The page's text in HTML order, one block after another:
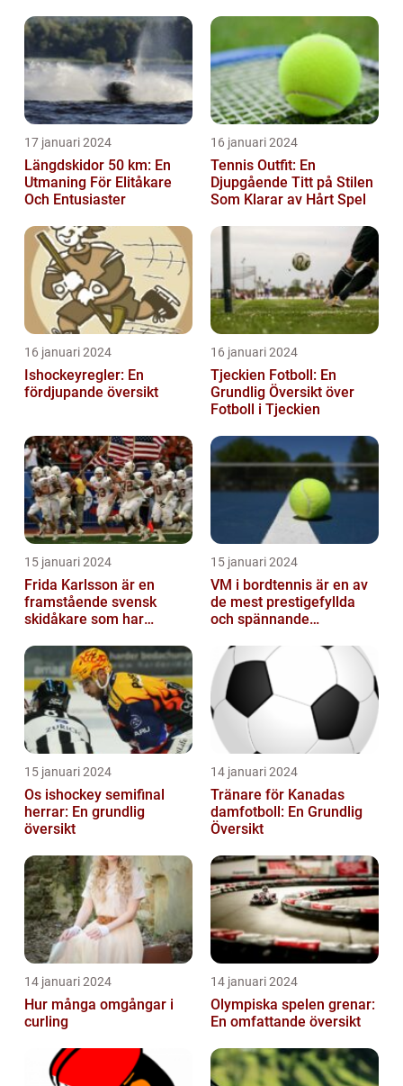
17 januari 2024
Längdskidor 50 km: En
Utmaning För Elitåkare
Och Entusiaster
16 januari 2024
Tennis Outfit: En
Djupgående Titt på Stilen
Som Klarar av Hårt Spel
16 januari 2024
Ishockeyregler: En
fördjupande översikt
16 januari 2024
Tjeckien Fotboll: En
Grundlig Översikt över
Fotboll i Tjeckien
15 januari 2024
Frida Karlsson är en
framstående svensk
skidåkare som har
med sin talang och pr...
15 januari 2024
VM i bordtennis är en av
de mest prestigefyllda
och spännande
sporten varje år
15 januari 2024
Os ishockey semifinal
herrar: En grundlig
översikt
14 januari 2024
Tränare för Kanadas
damfotboll: En Grundlig
Översikt
14 januari 2024
Hur många omgångar i
curling
14 januari 2024
Olympiska spelen grenar:
En omfattande översikt